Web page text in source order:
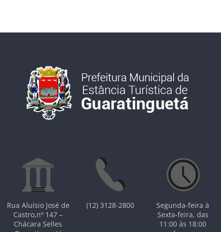
Rua Aluísio José de
Castro,nº 147 –
Chácara Selles
(12) 3128-2800
Segunda-feira à
Sexta-feira, das
11:00 às 18:00